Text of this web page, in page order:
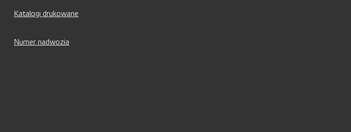
Katalogi drukowane
Numer nadwozia